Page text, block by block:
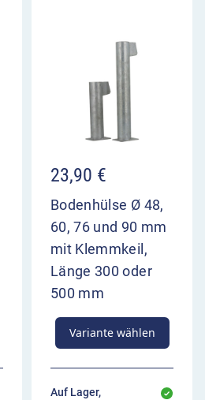
23,90 €
Bodenhülse Ø 48,
60, 76 und 90 mm
mit Klemmkeil,
Länge 300 oder
500 mm
Variante wählen
Auf Lager,